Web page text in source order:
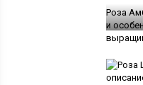
Роза
и